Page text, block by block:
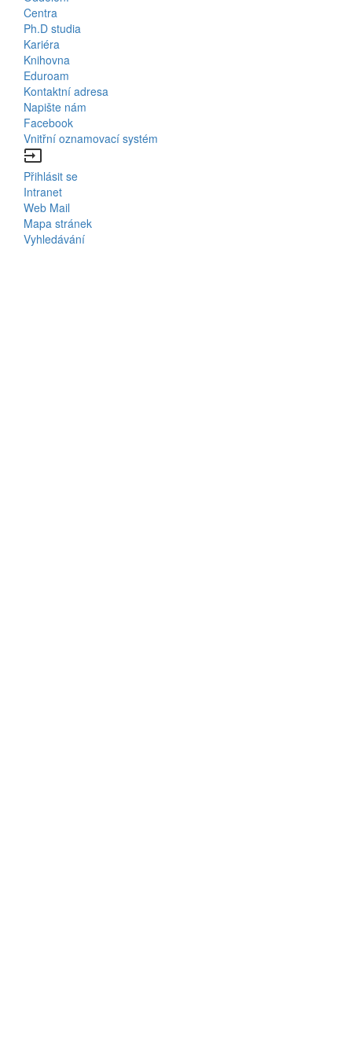
Menu
Contacts
Centra
Ph.D studia
Kariéra
Knihovna
Eduroam
Kontaktní adresa
Napište nám
Facebook
Vnitřní oznamovací systém
input
Bottom
Menu
Login
Přihlásit se
Intranet
Web Mail
Mapa stránek
Vyhledávání